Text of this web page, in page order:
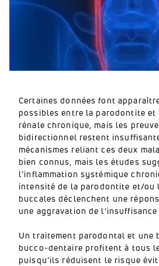
Certaines données font
possibles entre la parodontite et
rénale chronique, mais les
bidirectionnel restent
mécanismes reliant ces deux
bien connus, mais les études
l’inflammation systémique
intensité de la parodontite et/ou
buccales déclenchent une
une aggravation de
Un traitement parodontal et une
bucco-dentaire profitent à tous
puisqu’ils réduisent le risque